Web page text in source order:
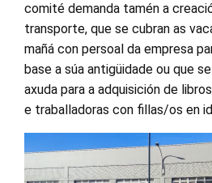
comité demanda tamén a
transporte, que se cubran as
mañá con persoal da empresa
base a súa antigüidade ou que
axuda para a adquisición de
e traballadoras con fillas/os en